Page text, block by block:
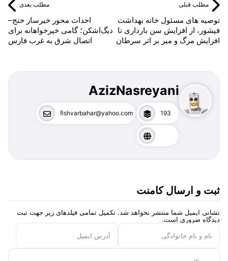
مطلب قبلی
توصیه های مسئول خانه بهداشت
فیشور، از افزایش سن بارداری تا
افزایش مرگ و میر بر اثر سرطان
مطلب بعدی
احداث محور خیرساز خنج–
دیگ‌اشکن؛ گامی خیرخواهانه برای
اتصال شرق به غرب فارس
AzizNasreyani
193
fishvarbahar@yahoo.com
ثبت و ارسال کامنت
نشانی ایمیل شما منتشر نخواهد شد. تکمیل تمامی فیلد‌های زیر جهت ثبت
دیدگاه ضروری است.
نام و نام خانوادگی
آدرس ایمیل